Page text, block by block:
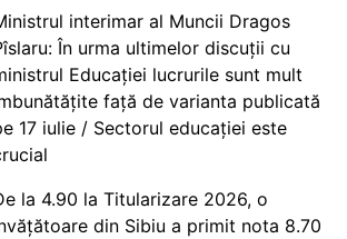
interimar al Muncii Dragos
În urma ultimelor discuții cu
Educației lucrurile sunt mult
față de varianta publicată
17 iulie / Sectorul educației este
la 4.90 la Titularizare 2026, o
din Sibiu a primit nota 8.70